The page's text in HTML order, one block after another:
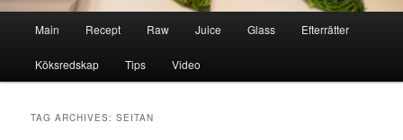
Main Recept Raw Juice Glass Efterrätter
Köksredskap Tips Video
TAG ARCHIVES:SEITAN